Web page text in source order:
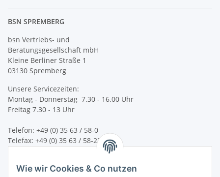
BSN SPREMBERG
bsn Vertriebs- und
Beratungsgesellschaft mbH
Kleine Berliner Straße 1
03130 Spremberg
Unsere Servicezeiten:
Montag - Donnerstag 7.30 - 16.00 Uhr
Freitag 7.30 - 13 Uhr
Telefon: +49 (0) 35 63 / 58-0
Telefax: +49 (0) 35 63 / 58-231
service@bsn-spremberg.de
Wir versenden mit:
Wie wir Cookies & Co nutzen